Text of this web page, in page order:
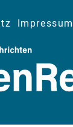
Impressum